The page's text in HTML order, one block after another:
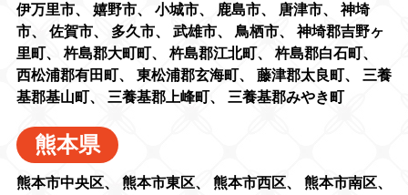
伊万里市、 嬉野市、 小城市、 鹿島市、 唐津市、神埼
市、 佐賀市、 多久市、 武雄市、 鳥栖市、神埼郡吉野ヶ
里町、 杵島郡大町町、 杵島郡江北町、 杵島郡白石町、
西松浦郡有田町、 東松浦郡玄海町、 藤津郡太良町、 三養
基郡基山町、 三養基郡上峰町、 三養基郡みやき町
熊本県
熊本市中央区、 熊本市東区、 熊本市西区、 熊本市南区、